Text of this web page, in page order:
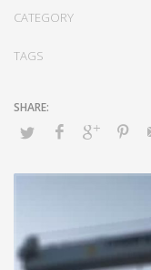
CATEGORY
TAGS